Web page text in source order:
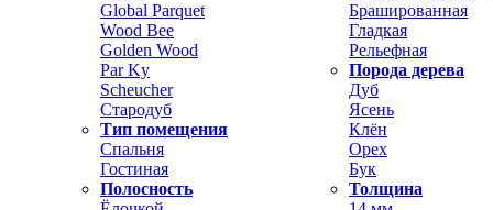
Global Parquet
Wood Bee
Golden Wood
Par Ky
Scheucher
Стародуб
Тип помещения
Спальня
Гостиная
Полосность
Брашированная
Гладкая
Рельефная
Порода дерева
Дуб
Ясень
Клён
Орех
Бук
Толщина